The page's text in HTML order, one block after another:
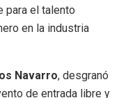
para el talento
en la industria
Navarro, desgranó
de entrada libre y